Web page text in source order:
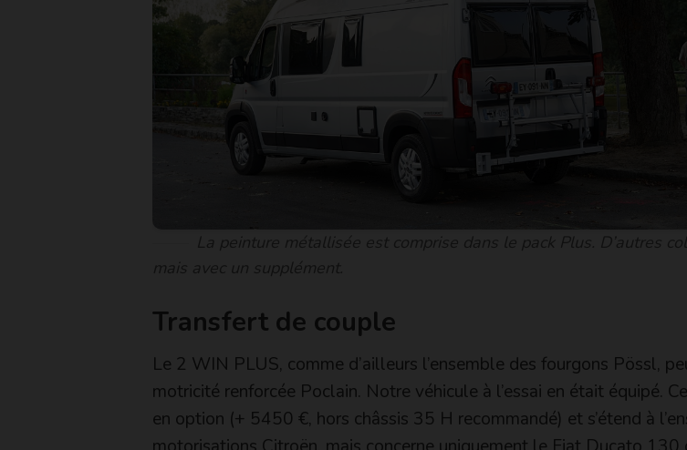
Transfert de couple
Le 2 WIN PLUS, comme d’ailleurs l’ensemble des fourgons Pössl,
motricité renforcée Poclain. Notre véhicule à l’essai en était équipé.
en option (+ 5450 €, hors châssis 35 H recommandé) et s’étend à